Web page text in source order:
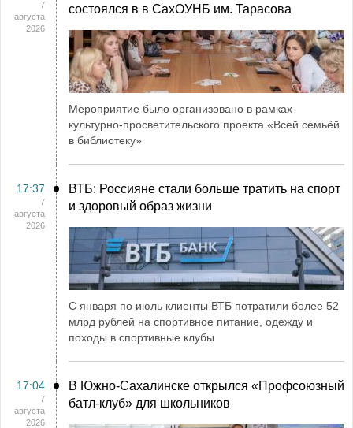
7
августа
2026
состоялся в в СахОУНБ им. Тарасова
Мероприятие было организовано в рамках
культурно-просветительского проекта «Всей семьёй
в библиотеку»
17:37
7
августа
2026
ВТБ: Россияне стали больше тратить на спорт
и здоровый образ жизни
С января по июль клиенты ВТБ потратили более 52
млрд рублей на спортивное питание, одежду и
походы в спортивные клубы
17:04
7
августа
2026
В Южно-Сахалинске открылся «Профсоюзный
батл-клуб» для школьников